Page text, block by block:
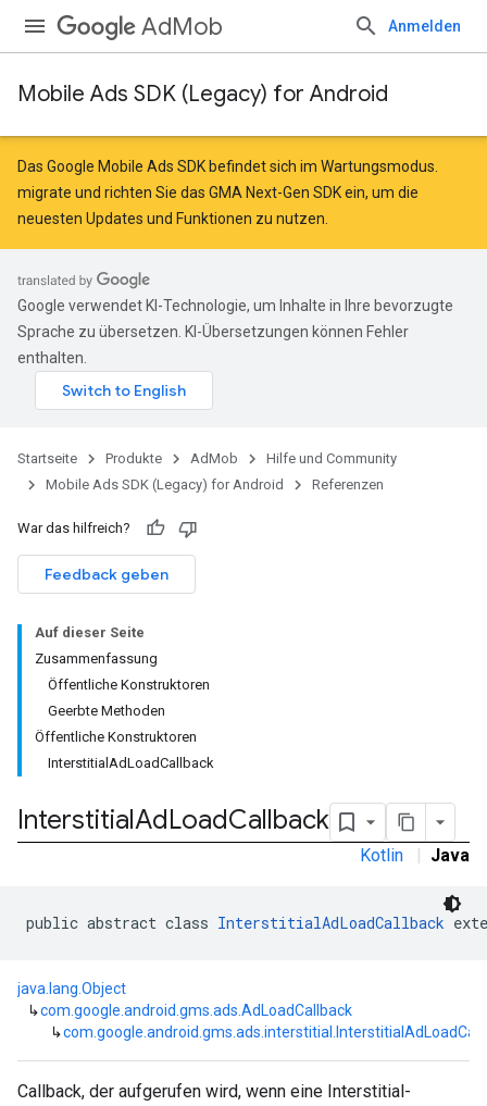
AdMob Anmelden
Mobile Ads SDK (Legacy) for Android
Das Google Mobile Ads SDK befindet sich im Wartungsmodus.
migrate und richten Sie das GMA Next-Gen SDK ein, um die
neuesten Updates und Funktionen zu nutzen.
Google verwendet KI-Technologie, um Inhalte in Ihre bevorzugte
Sprache zu übersetzen. KI-Übersetzungen können Fehler
enthalten.
Startseite Produkte AdMob
Hilfe und Community
Mobile Ads SDK (Legacy) for Android
Referenzen
War das hilfreich?
Feedback geben
Auf dieser Seite
Zusammenfassung
Öffentliche Konstruktoren
Geerbte Methoden
Öffentliche Konstruktoren
InterstitialAdLoadCallback
InterstitialAdLoadCallback
Kotlin | Java
public abstract class InterstitialAdLoadCallback
java.lang.Object
↳com.google.android.gms.ads.AdLoadCallback
↳
Callback, der aufgerufen wird, wenn eine Interstitial-